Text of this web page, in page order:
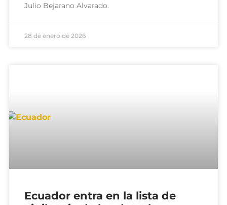
Julio Bejarano Alvarado.
28 de enero de 2026
Ecuador entra en la lista de